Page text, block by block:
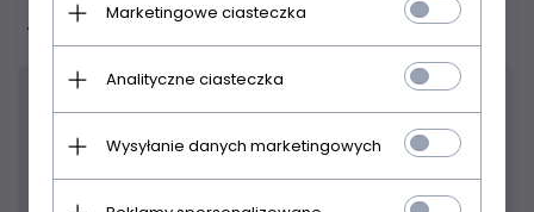
109,
Marketingowe ciasteczka
Analityczne ciasteczka
Wysyłanie danych marketingowych